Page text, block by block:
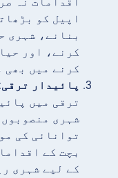
اپیل کو
بنانے، شہری
کرنے، اور
کرنے میں بھی
پائیدار ترقی
ترقی میں
شہری
توانائی کی
بچت کے
کے لیے شہری